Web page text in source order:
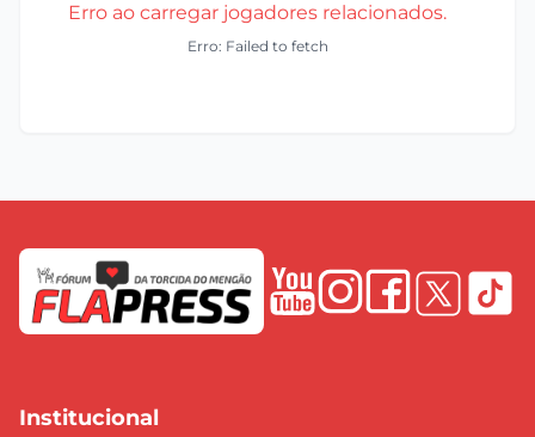
Erro ao carregar jogadores relacionados.
Erro: Failed to fetch
Institucional